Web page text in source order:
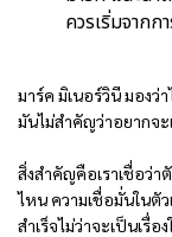
ควรเริ่มจากก
มาร์ค มิเนอร์วินี มองว่
มันไม่สำคัญว่าอยากจะ
สิ่งสำคัญคือเราเชื่อว่า
ไหน ความเชื่อมั่นในตั
สำเร็จไม่ว่าจะเป็นเรื่